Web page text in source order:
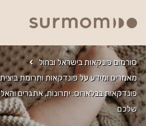
סורמום פונקאות בישראל ובחול
מאמרים ומידע על פונדקאות ותרומת
פונדקאות בבלארוס: יתרונות, אתגרים
שלכם